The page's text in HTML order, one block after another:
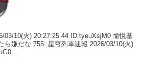
03/10(火) 20:27:25.44 ID:tyeuXsjM0 愉悦基
ら嫌だな 755: 星穹列車速報 2026/03/10(火)